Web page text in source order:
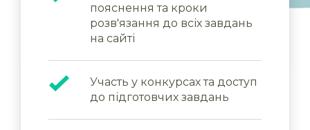
пояснення та кроки
розв'язання до всіх завдань
на сайті
Участь у конкурсах та доступ
до підготовчих завдань